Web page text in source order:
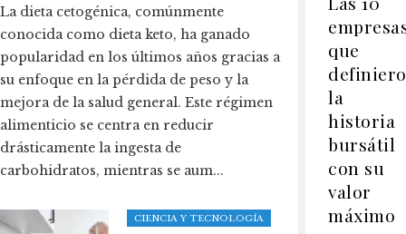
La dieta cetogénica, comúnmente
conocida como dieta keto, ha ganado
popularidad en los últimos años gracias a
su enfoque en la pérdida de peso y la
mejora de la salud general. Este régimen
alimenticio se centra en reducir
drásticamente la ingesta de
carbohidratos, mientras se aum...
CIENCIA Y TECNOLOGÍA
que
la
historia
bursátil
con su
valor
máximo